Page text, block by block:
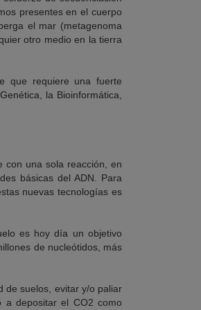
presentes en el cuerpo
el mar (metagenoma
otro medio en la tierra
que requiere una fuerte
la Bioinformática,
con una sola reacción, en
básicas del ADN. Para
nuevas tecnologías es
es hoy día un objetivo
de nucleótidos, más
de suelos, evitar y/o paliar
a depositar el CO2 como